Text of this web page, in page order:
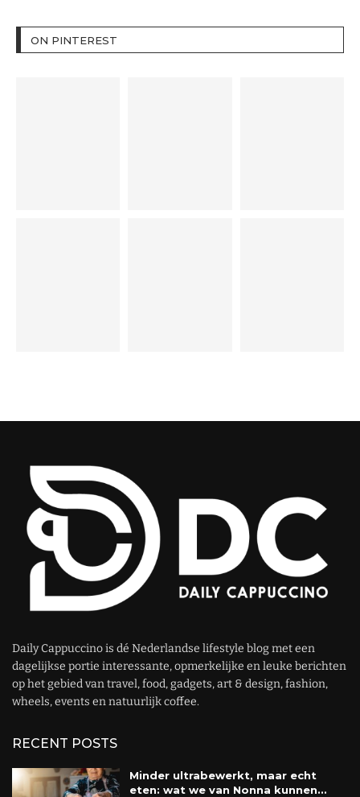
ON PINTEREST
Daily Cappuccino is dé Nederlandse lifestyle blog met een
dagelijkse portie interessante, opmerkelijke en leuke berichten
op het gebied van travel, food, gadgets, art & design, fashion,
wheels, events en natuurlijk coffee.
RECENT POSTS
Minder ultrabewerkt, maar echt
eten: wat we van Nonna kunnen...